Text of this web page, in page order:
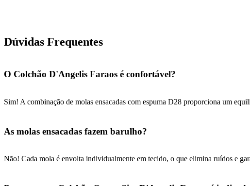
Dúvidas Frequentes
O Colchão D'Angelis Faraos é confortável?
Sim! A combinação de molas ensacadas com espuma D28 proporciona um
As molas ensacadas fazem barulho?
Não! Cada mola é envolta individualmente em tecido, o que elimina ruídos e